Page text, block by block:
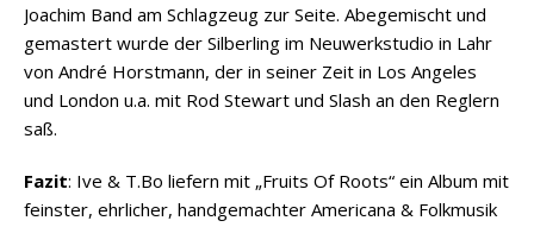
Joachim Band am Schlagzeug zur Seite. Abegemischt und
gemastert wurde der Silberling im Neuwerkstudio in Lahr
von André Horstmann, der in seiner Zeit in Los Angeles
und London u.a. mit Rod Stewart und Slash an den Reglern
saß.
Fazit: Ive & T.Bo liefern mit „Fruits Of Roots“ ein Album mit
feinster, ehrlicher, handgemachter Americana & Folkmusik